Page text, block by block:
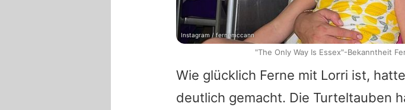
Wie glücklich Ferne mit Lorri ist,
deutlich gemacht. Die Turteltauben
Instagram / fernemccann
"The Only Way Is Essex"-Bekanntheit